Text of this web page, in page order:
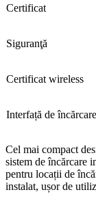
Certificat
Siguranţă
Certificat wireless
Interfață de încărcare
Cel mai compact
sistem de încărcare
pentru locații de
instalat, ușor de